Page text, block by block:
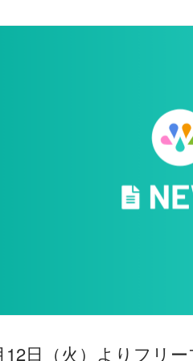
12日（火）よりフリ